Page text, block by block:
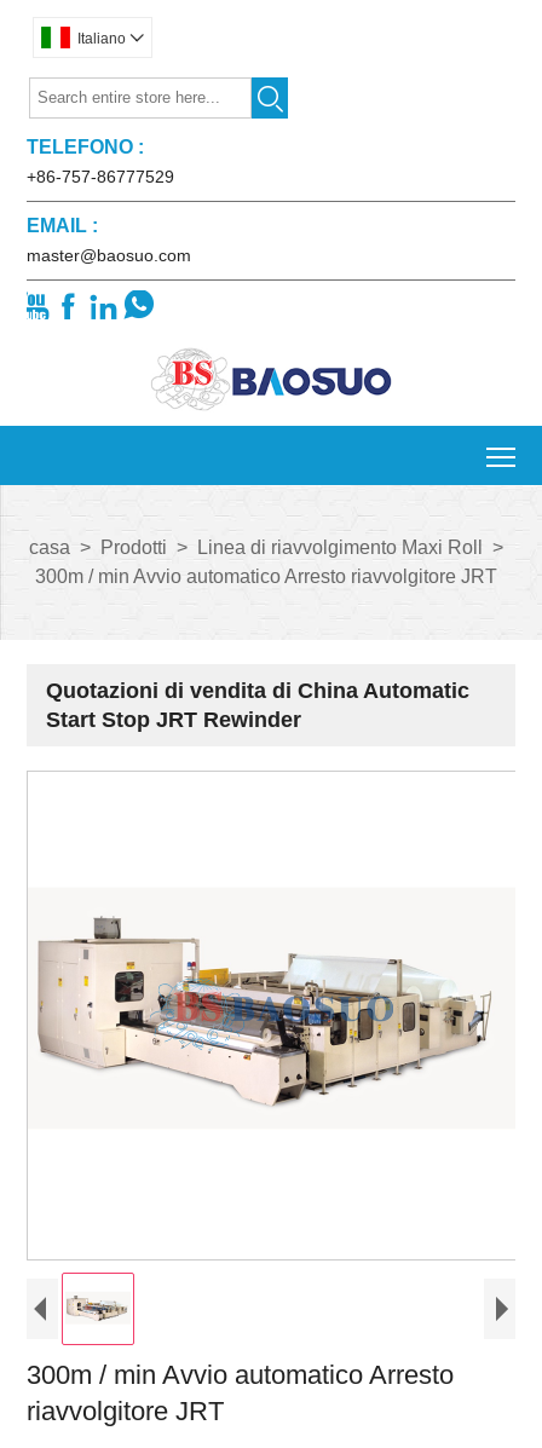
Italiano 

TELEFONO :
+86-757-86777529
EMAIL :
master@baosuo.com
   
casa > Prodotti > Linea di riavvolgimento Maxi Roll
>
300m / min Avvio automatico Arresto riavvolgitore JRT
Quotazioni di vendita di China Automatic
Start Stop JRT Rewinder
300m / min Avvio automatico Arresto
riavvolgitore JRT